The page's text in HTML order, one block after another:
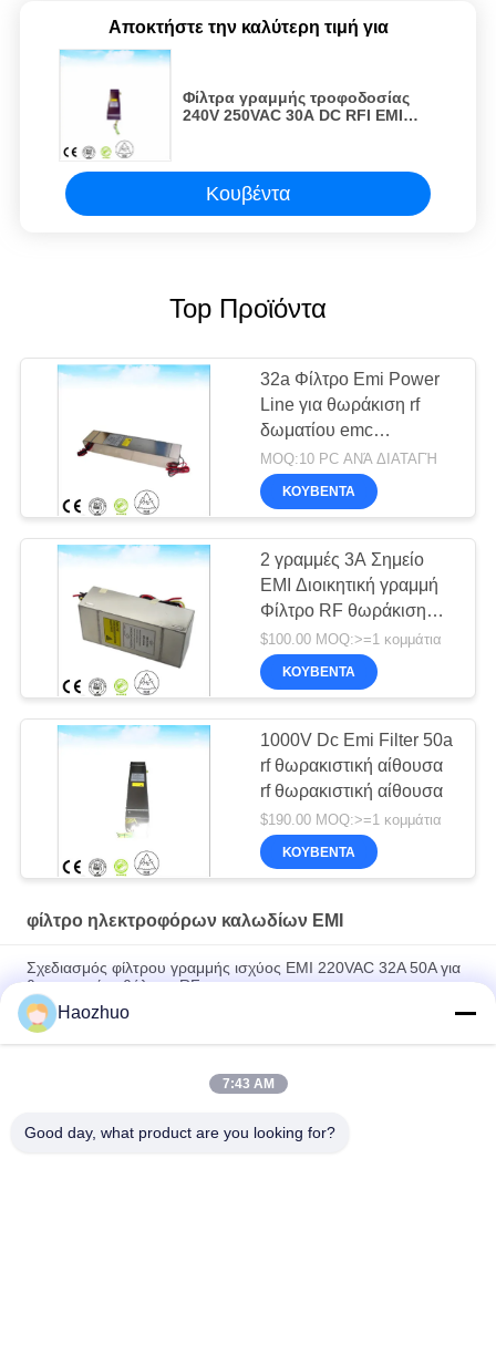
Αποκτήστε την καλύτερη τιμή για
Φίλτρα γραμμής τροφοδοσίας
240V 250VAC 30A DC RFI EMI
ανηχοϊκό θάλαμο
Κουβέντα
Top Προϊόντα
32a Φίλτρο Emi Power
Line για θωράκιση rf
δωματίου emc
ανηχοϊκός θάλαμος
θαλάμου
MOQ:10 PC ΑΝΆ ΔΙΑΤΑΓΉ
ΚΟΥΒΈΝΤΑ
2 γραμμές 3A Σημείο
EMI Διοικητική γραμμή
Φίλτρο RF θωράκιση
θάλαμος EMC
$100.00 MOQ:>=1 κομμάτια
ΚΟΥΒΈΝΤΑ
1000V Dc Emi Filter 50a
rf θωρακιστική αίθουσα
rf θωρακιστική αίθουσα
$190.00 MOQ:>=1 κομμάτια
ΚΟΥΒΈΝΤΑ
φίλτρο ηλεκτροφόρων καλωδίων EMI
Σχεδιασμός φίλτρου γραμμής ισχύος EMI 220VAC 32A 50A για
θωρακισμένο θάλαμο RF
1p 50 60 Hz 16a 220v Rfi Ac Emi Σωλήνες ηλεκτρικής ενέργειας
Σχεδιασμός φίλτρου Dc Σωλήνες φίλτρου
70A 500VAC EMC EMI Λύσεις φίλτρων γραμμών ηλεκτρικής
Haozhuo
7:43 AM
Good day, what product are you looking for?